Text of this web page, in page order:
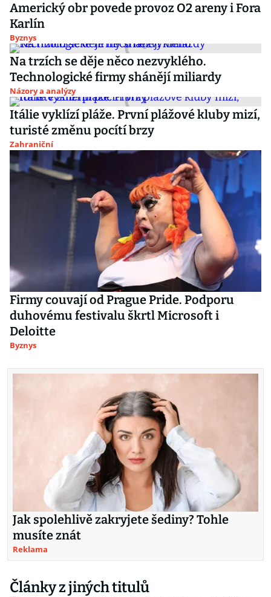
Americký obr povede provoz O2 areny i Fora
Karlín
Byznys
Na trzích se děje něco nezvyklého.
Technologické firmy shánějí miliardy
Názory a analýzy
Itálie vyklízí pláže. První plážové kluby mizí,
turisté změnu pocítí brzy
Zahraniční
Firmy couvají od Prague Pride. Podporu
duhovému festivalu škrtl Microsoft i
Deloitte
Byznys
Jak spolehlivě zakryjete šediny? Tohle
musíte znát
Reklama
Články z jiných titulů